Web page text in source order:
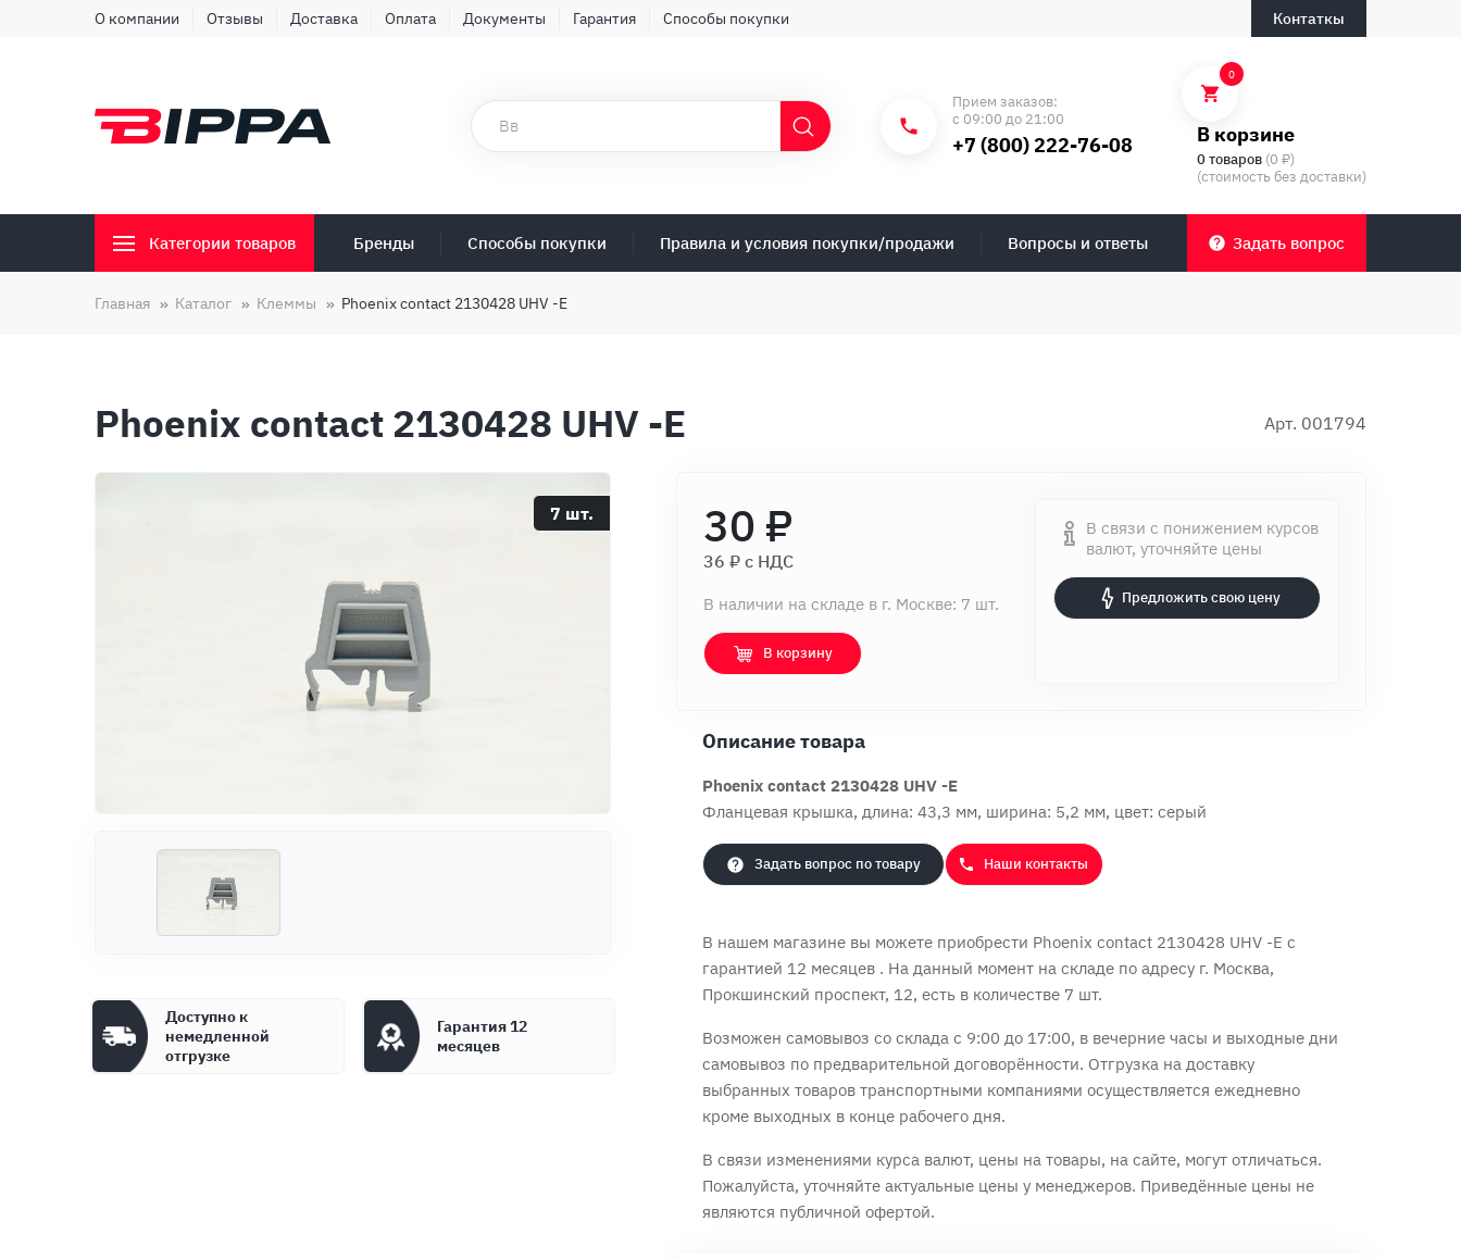
О компании Отзывы Доставка Оплата Документы Гарантия Способы покупки Контаткы
Прием заказов:
с 09:00 до 21:00
+7 (800) 222-76-08
0
В корзине
0 товаров (0 ₽)
(стоимость без доставки)
Категории товаров Бренды Способы покупки Правила и условия покупки/продажи Вопросы и ответы Задать вопрос
Главная Каталог Клеммы Phoenix contact 2130428 UHV -E
Phoenix contact 2130428 UHV -E Арт. 001794
7 шт.
Доступно к
немедленной
отгрузке
Гарантия 12
месяцев
30 ₽
36 ₽ c НДС
В наличии на складе в г. Москве: 7 шт.
В корзину
В связи с понижением курсов
валют, уточняйте цены
Предложить свою цену
Описание товара
Phoenix contact 2130428 UHV -E
Фланцевая крышка, длина: 43,3 мм, ширина: 5,2 мм, цвет: cерый
Задать вопрос по товару Наши контакты
В нашем магазине вы можете приобрести Phoenix contact 2130428 UHV -E с
гарантией 12 месяцев . На данный момент на складе по адресу г. Москва,
Прокшинский проспект, 12, есть в количестве 7 шт.
Возможен самовывоз со склада с 9:00 до 17:00, в вечерние часы и выходные дни
самовывоз по предварительной договорённости. Отгрузка на доставку
выбранных товаров транспортными компаниями осуществляется ежедневно
кроме выходных в конце рабочего дня.
В связи изменениями курса валют, цены на товары, на сайте, могут отличаться.
Пожалуйста, уточняйте актуальные цены у менеджеров. Приведённые цены не
являются публичной офертой.
Оформить заказ